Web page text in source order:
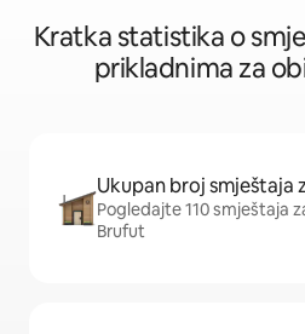
Kratka statistika o
prikladnima za
Ukupan broj smještaja
Pogledajte 110 smještaja
Brufut